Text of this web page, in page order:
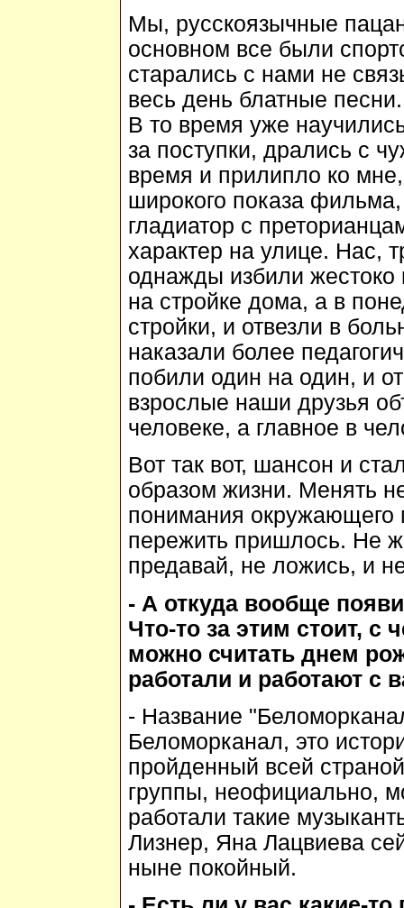
Мы, русскоязычные
основном все были
старались с нами не
весь день блатные
В то время уже
за поступки, дрались с
время и прилипло ко
широкого показа
гладиатор с
характер на улице. Нас,
однажды избили жестоко
на стройке дома, а в
стройки, и отвезли в
наказали более
побили один на один, и
взрослые наши друзья
человеке, а главное в
Вот так вот, шансон и
образом жизни. Менять
понимания окружающего
пережить пришлось. Не
предавай, не ложись, и
- А откуда вообще
Что-то за этим стоит, с
можно считать днем
работали и работают с
- Название
Беломорканал, это
пройденный всей
группы, неофициально,
работали такие
Лизнер, Яна Лацвиева
ныне покойный.